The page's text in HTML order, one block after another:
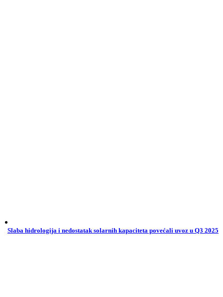
Slaba hidrologija i nedostatak solarnih kapaciteta povećali uvoz u Q3 2025